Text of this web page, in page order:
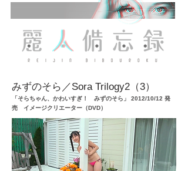
みずのそら／Sora Trilogy2（3）
「そらちゃん、かわいすぎ！ みずのそら」 2012/10/12 発
売 イメージクリエーター（DVD）